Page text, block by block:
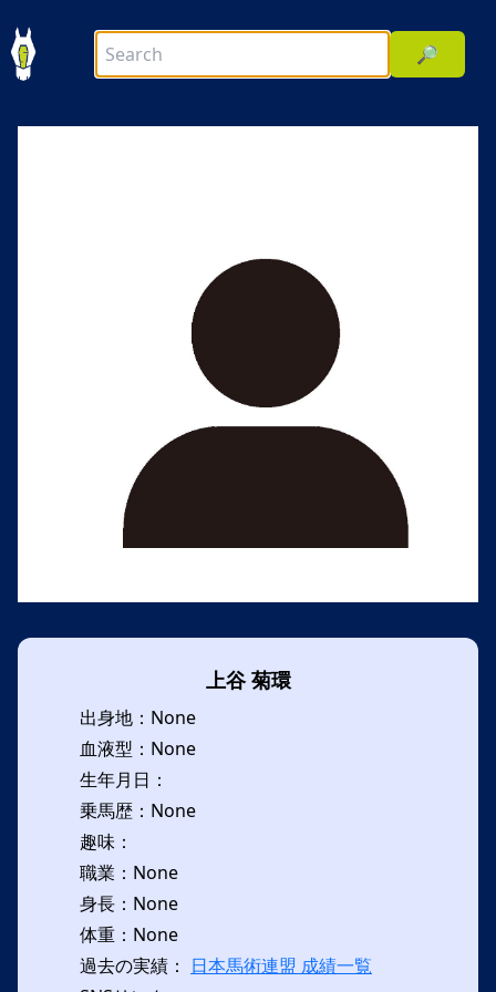
🔎
上谷 菊環
出身地：None
血液型：None
生年月日：
乗馬歴：None
趣味：
職業：None
身長：None
体重：None
過去の実績： 日本馬術連盟 成績一覧